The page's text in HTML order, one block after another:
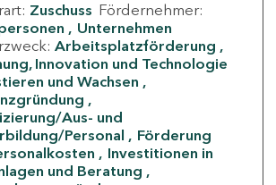
Zuschuss Fördernehmer:
Unternehmen
Arbeitsplatzförderung
Innovation und Technologie
und Wachsen
Aus- und
Personal
Förderung
Investitionen in
und Beratung